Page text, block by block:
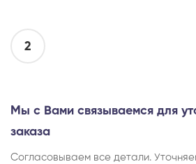
2
Мы с Вами связываемся для
заказа
Согласовываем все детали.